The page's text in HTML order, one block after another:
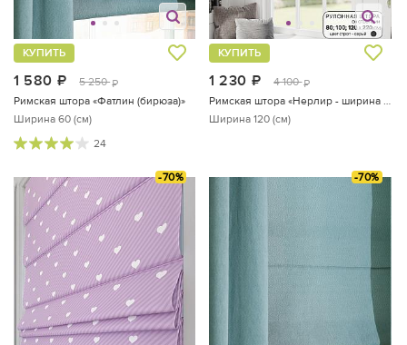
1 580 руб.
5 250 руб.
КУПИТЬ
Римская штора «Фатлин (бирюза)»
Ширина 60 (см)
24
1 230 руб.
4 100 руб.
КУПИТЬ
Римская штора «Нерлир - ширина 120 см»
Ширина 120 (см)
-70% -70%